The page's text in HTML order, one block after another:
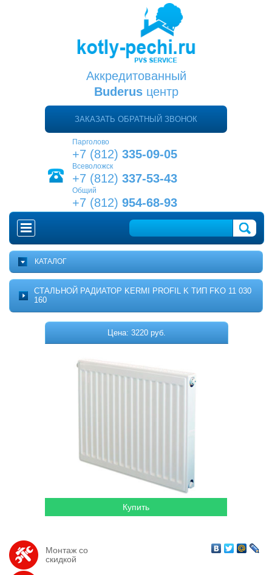
Аккредитованный
Buderusцентр
ЗАКАЗАТЬ ОБРАТНЫЙ ЗВОНОК
Парголово
+7 (812) 335-09-05
Всеволожск
+7 (812) 337-53-43
Общий
+7 (812) 954-68-93
ГЛАВНАЯ
О ПРОЕКТЕ
ДОСТАВКА
КОНТАКТЫ
КОРЗИНА
КАТАЛОГ
Комплектующие для котельных
Системы отопления
Локальная канализация
СТАЛЬНОЙ РАДИАТОР KERMI PROFIL K ТИП FKO 11 030
160
Цена: 3220 руб.
Монтаж со
скидкой